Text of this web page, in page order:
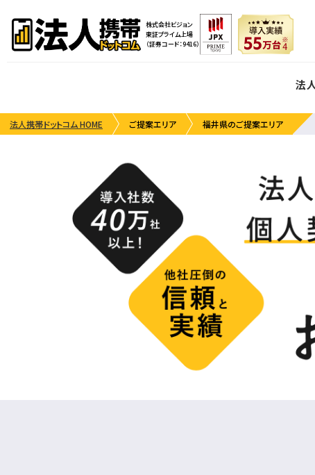
株式会社ビジョン
東証プライム上場
（証券コード：9416）
法
法人携帯ドットコム HOME ご提案エリア 福井県のご提案エリア